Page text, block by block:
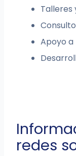
Talleres
Apoyo
redes